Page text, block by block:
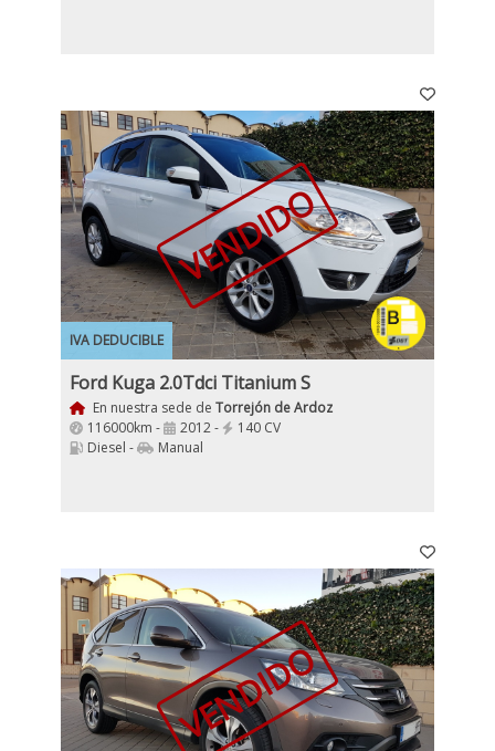
IVA DEDUCIBLE
VENDIDO
Ford Kuga 2.0Tdci Titanium S
En nuestra sede de Torrejón de Ardoz
116000km -
2012 -
140 CV
Diesel -
Manual
VENDIDO